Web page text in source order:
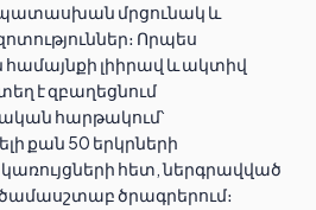
մրցունակ և
Որպես
լիիրավ և ակտիվ
է զբաղեցնում
հարթակում՝
քան 50 երկրների
հետ, ներգրավված
ծրագրերում։